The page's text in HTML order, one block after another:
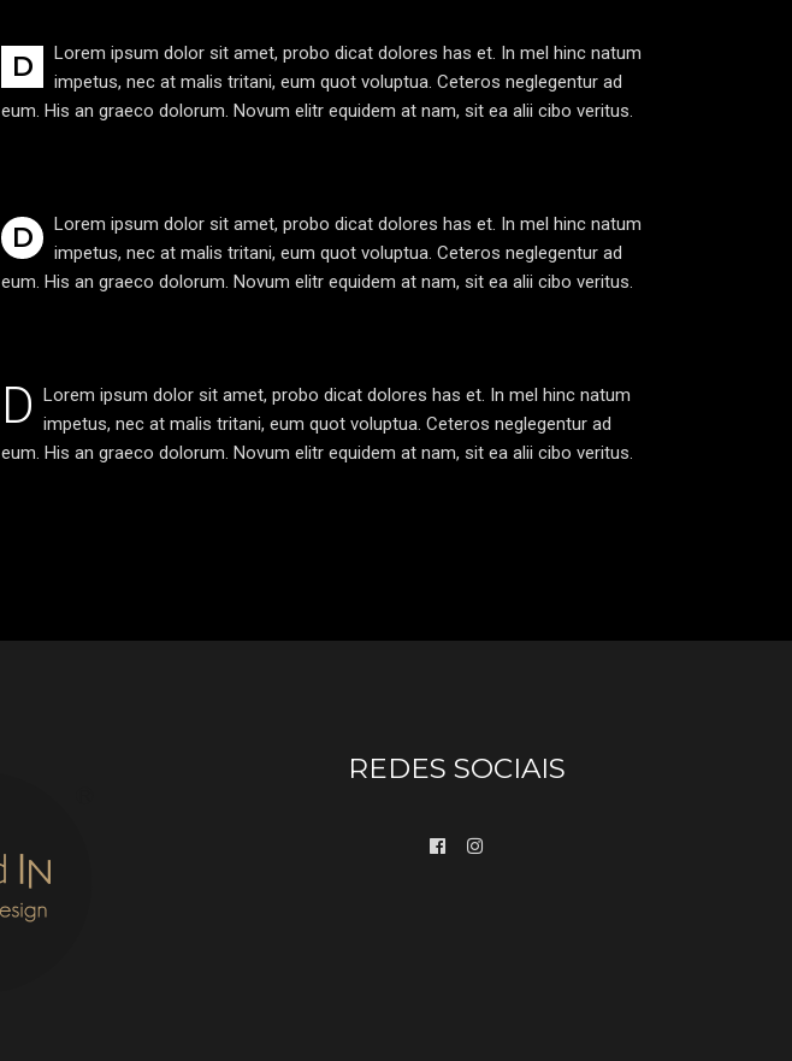
D
Lorem ipsum dolor sit amet, probo dicat dolores has et. In mel hinc natum
impetus, nec at malis tritani, eum quot voluptua. Ceteros neglegentur ad
eum. His an graeco dolorum. Novum elitr equidem at nam, sit ea alii cibo veritus.
D
Lorem ipsum dolor sit amet, probo dicat dolores has et. In mel hinc natum
impetus, nec at malis tritani, eum quot voluptua. Ceteros neglegentur ad
eum. His an graeco dolorum. Novum elitr equidem at nam, sit ea alii cibo veritus.
D Lorem ipsum dolor sit amet, probo dicat dolores has et. In mel hinc natum
impetus, nec at malis tritani, eum quot voluptua. Ceteros neglegentur ad
eum. His an graeco dolorum. Novum elitr equidem at nam, sit ea alii cibo veritus.
REDES SOCIAIS